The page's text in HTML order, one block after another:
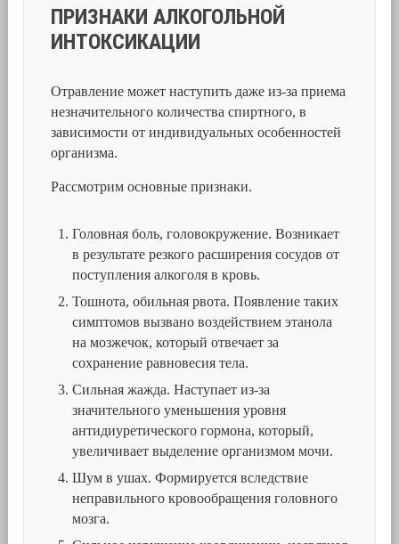
ПРИЗНАКИ АЛКОГОЛЬНОЙ
ИНТОКСИКАЦИИ
Отравление может наступить даже из-за приема
незначительного количества спиртного, в
зависимости от индивидуальных особенностей
организма.
Рассмотрим основные признаки.
Головная боль, головокружение. Возникает
в результате резкого расширения сосудов от
поступления алкоголя в кровь.
Тошнота, обильная рвота. Появление таких
симптомов вызвано воздействием этанола
на мозжечок, который отвечает за
сохранение равновесия тела.
Сильная жажда. Наступает из-за
значительного уменьшения уровня
антидиуретического гормона, который,
увеличивает выделение организмом мочи.
Шум в ушах. Формируется вследствие
неправильного кровообращения головного
мозга.